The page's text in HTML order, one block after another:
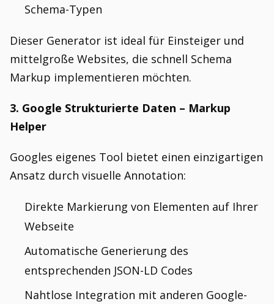
Schema-Typen
Dieser Generator ist ideal für Einsteiger und
mittelgroße Websites, die schnell Schema
Markup implementieren möchten.
3. Google Strukturierte Daten – Markup
Helper
Googles eigenes Tool bietet einen einzigartigen
Ansatz durch visuelle Annotation:
Direkte Markierung von Elementen auf Ihrer
Webseite
Automatische Generierung des
entsprechenden JSON-LD Codes
Nahtlose Integration mit anderen Google-